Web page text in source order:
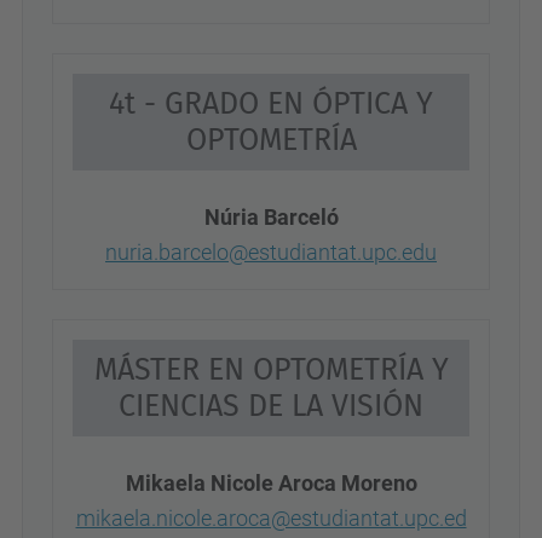
4t - GRADO EN ÓPTICA Y
OPTOMETRÍA
Núria Barceló
nuria.barcelo@estudiantat.upc.edu
MÁSTER EN OPTOMETRÍA Y
CIENCIAS DE LA VISIÓN
Mikaela Nicole Aroca Moreno
mikaela.nicole.aroca@estudiantat.upc.ed